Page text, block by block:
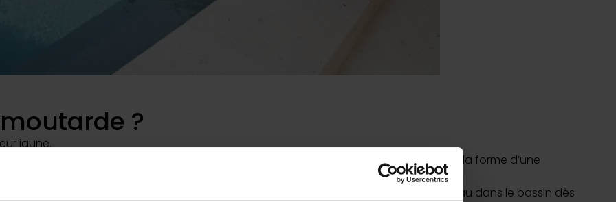
?
jaune.
algues (vertes, roses, noires) par sa texture puisqu’elle n’est pas gluante. Elle prend la forme d’une
la piscine.
des baigneurs ou du robot de nettoyage. Elle viendra ensuite se déposer à nouveau dans le bassin dès